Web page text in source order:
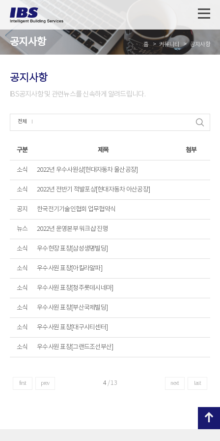
공지사항 홈 커뮤니티 공지사항
공지사항
IBS공지사항 및 관련뉴스를 신속하게 알려드립니다.
전체
구분 제목 첨부
소식 2022년 우수사원상[현대자동차 울산공장]
소식 2022년 전반기 적발포상[현대자동차 아산공장]
공지 한국전기기술인협회 업무협약식
뉴스 2022년 운영본부 워크샵 진행
소식 우수현장 표창[삼성생명빌딩]
소식 우수사원 표창[아킬라알파]
소식 우수사원 표창[청주롯데시네마]
소식 우수사원 표창[부산국제빌딩]
소식 우수사원 표창[대구시티센터]
소식 우수사원 표창[그랜드조선부산]
first prev 4 / 13 next last